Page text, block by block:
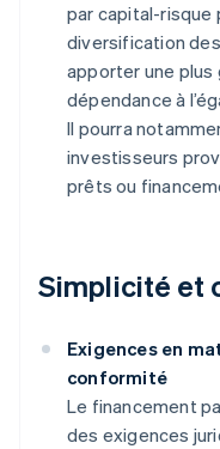
par capital-risque
diversification
apporter une
dépendance à
Il pourra
investisseurs
prêts ou
Simplicité et
Exigences en
conformité
Le financement
des exigences